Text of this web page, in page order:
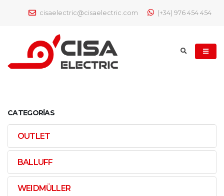
cisaelectric@cisaelectric.com (+34) 976 454 454
CATEGORÍAS
OUTLET
BALLUFF
WEIDMÜLLER